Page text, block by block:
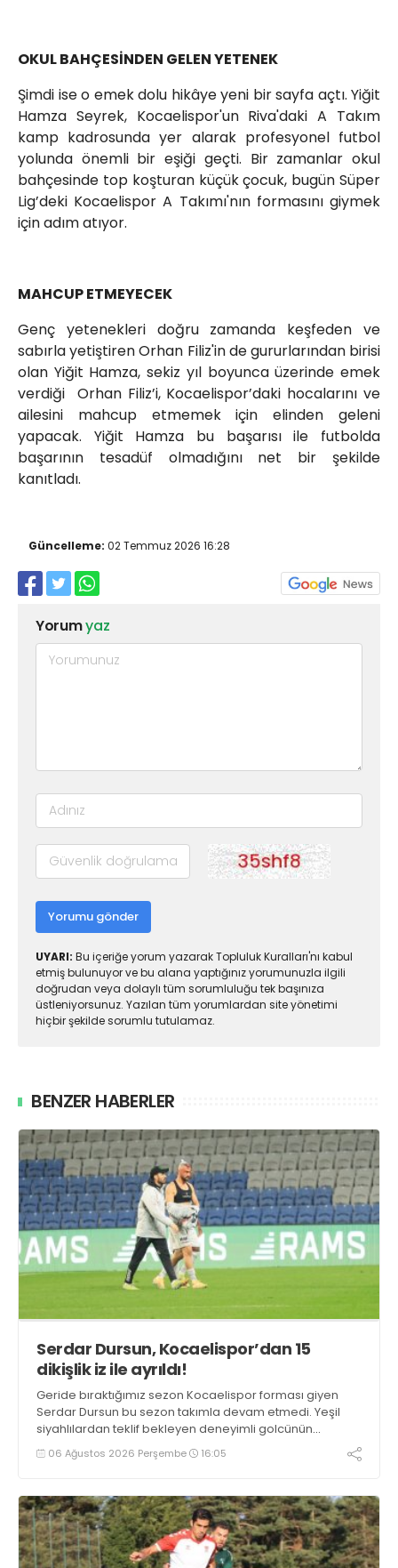
OKUL BAHÇESİNDEN GELEN YETENEK
Şimdi ise o emek dolu hikâye yeni bir sayfa açtı. Yiğit
Hamza Seyrek, Kocaelispor'un Riva'daki A Takım
kamp kadrosunda yer alarak profesyonel futbol
yolunda önemli bir eşiği geçti. Bir zamanlar okul
bahçesinde top koşturan küçük çocuk, bugün Süper
Lig’deki Kocaelispor A Takımı'nın formasını giymek
için adım atıyor.
MAHCUP ETMEYECEK
Genç yetenekleri doğru zamanda keşfeden ve
sabırla yetiştiren Orhan Filiz'in de gururlarından birisi
olan Yiğit Hamza, sekiz yıl boyunca üzerinde emek
verdiği Orhan Filiz’i, Kocaelispor’daki hocalarını ve
ailesini mahcup etmemek için elinden geleni
yapacak. Yiğit Hamza bu başarısı ile futbolda
başarının tesadüf olmadığını net bir şekilde
kanıtladı.
Güncelleme: 02 Temmuz 2026 16:28
Yorumyaz
Yorumu gönder
UYARI: Bu içeriğe yorum yazarak Topluluk Kuralları'nı kabul
etmiş bulunuyor ve bu alana yaptığınız yorumunuzla ilgili
doğrudan veya dolaylı tüm sorumluluğu tek başınıza
üstleniyorsunuz. Yazılan tüm yorumlardan site yönetimi
hiçbir şekilde sorumlu tutulamaz.
BENZER HABERLER
Serdar Dursun, Kocaelispor’dan 15
dikişlik iz ile ayrıldı!
Geride bıraktığımız sezon Kocaelispor forması giyen
Serdar Dursun bu sezon takımla devam etmedi. Yeşil
siyahlılardan teklif bekleyen deneyimli golcünün
Gaziantep FK ile söz kesecek.
06 Ağustos 2026 Perşembe 16:05